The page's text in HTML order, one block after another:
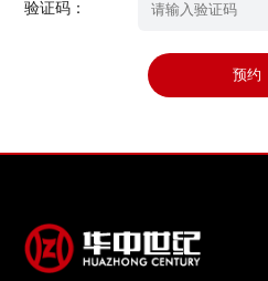
验证码：
预约